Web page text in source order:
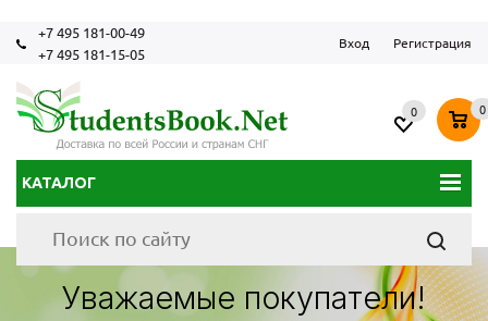
+7 495 181-00-49
+7 495 181-15-05
Вход Регистрация
КАТАЛОГ
0 0
Уважаемые покупатели!